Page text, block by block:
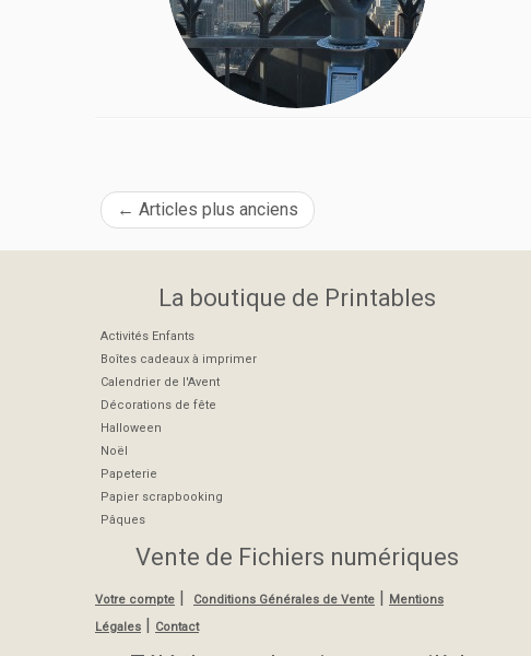
← Articles plus anciens
La boutique de Printables
Activités Enfants
Boîtes cadeaux à imprimer
Calendrier de l'Avent
Décorations de fête
Halloween
Noël
Papeterie
Papier scrapbooking
Pâques
Vente de Fichiers numériques
Votre compte | Conditions Générales de Vente | Mentions
Légales | Contact